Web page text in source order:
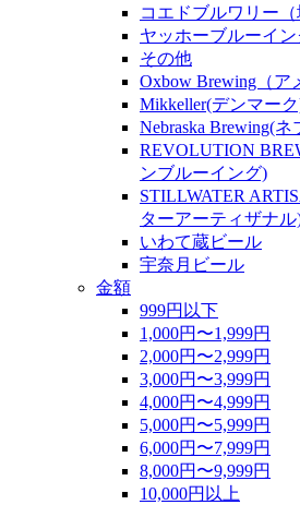
コエドブルワリー（
ヤッホーブルーイ
その他
Oxbow Brewing（
Mikkeller(デンマー
Nebraska Brewing(
REVOLUTION
ンブルーイング)
STILLWATER
ターアーティザナル
いわて蔵ビール
宇奈月ビール
金額
999円以下
1,000円〜1,999円
2,000円〜2,999円
3,000円〜3,999円
4,000円〜4,999円
5,000円〜5,999円
6,000円〜7,999円
8,000円〜9,999円
10,000円以上